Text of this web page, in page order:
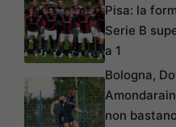
Pisa: la
Serie B
a 1
Bologna,
non